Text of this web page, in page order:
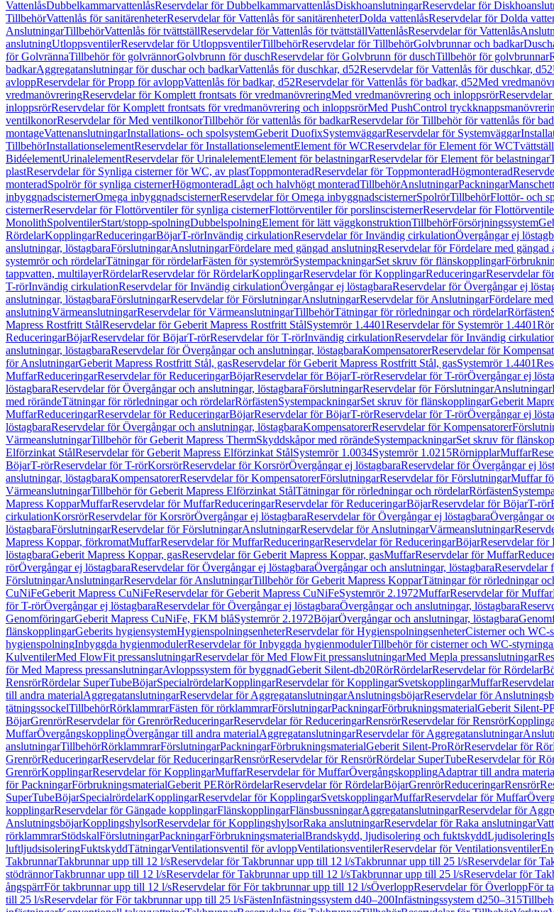
VattenlåsDubbelkammarvattenlåsReservdelar för DubbelkammarvattenlåsDiskhoanslutningarReservdelar för
TillbehörVattenlås för sanitärenheterReservdelar för Vattenlås för sanitärenheterDolda vattenlåsReservdelar för Dolda
AnslutningarTillbehörVattenlås för tvättställReservdelar för Vattenlås för tvättställVattenlåsReservdelar för Vattenlås
anslutningUtloppsventilerReservdelar för UtloppsventilerTillbehörReservdelar för TillbehörGolvbrunnar och badkar
för GolvrännaTillbehör för golvrännorGolvbrunn för duschReservdelar för Golvbrunn för duschTillbehör för golvbrunnar
badkarAggregatanslutningar för duschar och badkarVattenlås för duschkar, d52Reservdelar för Vattenlås för duschkar, d52
avloppReservdelar för Propp för avloppVattenlås för badkar, d52Reservdelar för Vattenlås för badkar, d52Med
vredmanövreringReservdelar för Komplett frontsats för vredmanövreringMed vredmanövrering och inloppsrör
inloppsrörReservdelar för Komplett frontsats för vredmanövrering och inloppsrörMed PushControl
ventilkonorReservdelar för Med ventilkonorTillbehör för vattenlås för badkarReservdelar för Tillbehör för vattenlås för
montageVattenanslutningarInstallations- och spolsystemGeberit DuofixSystemväggarReservdelar för Systemväggar
TillbehörInstallationselementReservdelar för InstallationselementElement för WCReservdelar för Element för WC
BidéelementUrinalelementReservdelar för UrinalelementElement för belastningarReservdelar för Element för belastningar
plastReservdelar för Synliga cisterner för WC, av plastToppmonteradReservdelar för ToppmonteradHögmonterad
monteradSpolrör för synliga cisternerHögmonteradLågt och halvhögt monteradTillbehörAnslutningarPackningar
inbyggnadscisternerOmega inbyggnadscisternerReservdelar för Omega inbyggnadscisternerSpolrörTillbehörFlottör- och
cisternerReservdelar för Flottörventiler för synliga cisternerFlottörventiler för porslinscisternerReservdelar för
MonolithSpolventilerStart/stopp-spolningDubbelspolningElement för lätt väggkonstruktionTillbehörFörsörjningssystem
RördelarKopplingarReduceringarBöjarT-rörInvändig cirkulationReservdelar för Invändig cirkulationÖvergångar ej
anslutningar, löstagbaraFörslutningarAnslutningarFördelare med gängad anslutningReservdelar för Fördelare med gängad
systemrör och rördelarTätningar för rördelarFästen för systemrörSystempackningarSet skruv för flänskopplingar
tappvatten, multilayerRördelarReservdelar för RördelarKopplingarReservdelar för KopplingarReduceringarReservdelar
T-rörInvändig cirkulationReservdelar för Invändig cirkulationÖvergångar ej löstagbaraReservdelar för Övergångar ej
anslutningar, löstagbaraFörslutningarReservdelar för FörslutningarAnslutningarReservdelar för AnslutningarFördelare
anslutningVärmeanslutningarReservdelar för VärmeanslutningarTillbehörTätningar för rörledningar och rördelarRörfästen
Mapress Rostfritt StålReservdelar för Geberit Mapress Rostfritt StålSystemrör 1.4401Reservdelar för Systemrör 1.4401
ReduceringarBöjarReservdelar för BöjarT-rörReservdelar för T-rörInvändig cirkulationReservdelar för Invändig
anslutningar, löstagbaraReservdelar för Övergångar och anslutningar, löstagbaraKompensatorerReservdelar för
för AnslutningarGeberit Mapress Rostfritt Stål, gasReservdelar för Geberit Mapress Rostfritt Stål, gasSystemrör 1.4401
MuffarReduceringarReservdelar för ReduceringarBöjarReservdelar för BöjarT-rörReservdelar för T-rörÖvergångar ej
löstagbaraReservdelar för Övergångar och anslutningar, löstagbaraFörslutningarReservdelar för FörslutningarAnslutningar
med rörändeTätningar för rörledningar och rördelarRörfästenSystempackningarSet skruv för flänskopplingarGeberit
MuffarReduceringarReservdelar för ReduceringarBöjarReservdelar för BöjarT-rörReservdelar för T-rörÖvergångar ej
löstagbaraReservdelar för Övergångar och anslutningar, löstagbaraKompensatorerReservdelar för Kompensatorer
VärmeanslutningarTillbehör för Geberit Mapress ThermSkyddskåpor med rörändeSystempackningarSet skruv för
Elförzinkat StålReservdelar för Geberit Mapress Elförzinkat StålSystemrör 1.0034Systemrör 1.0215RörnipplarMuffar
BöjarT-rörReservdelar för T-rörKorsrörReservdelar för KorsrörÖvergångar ej löstagbaraReservdelar för Övergångar ej
anslutningar, löstagbaraKompensatorerReservdelar för KompensatorerFörslutningarReservdelar för FörslutningarMuffar
VärmeanslutningarTillbehör för Geberit Mapress Elförzinkat StålTätningar för rörledningar och rördelarRörfästen
Mapress KopparMuffarReservdelar för MuffarReduceringarReservdelar för ReduceringarBöjarReservdelar för BöjarT-rör
cirkulationKorsrörReservdelar för KorsrörÖvergångar ej löstagbaraReservdelar för Övergångar ej löstagbaraÖvergångar
löstagbaraFörslutningarReservdelar för FörslutningarAnslutningarReservdelar för AnslutningarVärmeanslutningar
Mapress Koppar, förkromatMuffarReservdelar för MuffarReduceringarReservdelar för ReduceringarBöjarReservdelar för
löstagbaraGeberit Mapress Koppar, gasReservdelar för Geberit Mapress Koppar, gasMuffarReservdelar för Muffar
rörÖvergångar ej löstagbaraReservdelar för Övergångar ej löstagbaraÖvergångar och anslutningar, löstagbaraReservdelar
FörslutningarAnslutningarReservdelar för AnslutningarTillbehör för Geberit Mapress KopparTätningar för rörledningar
CuNiFeGeberit Mapress CuNiFeReservdelar för Geberit Mapress CuNiFeSystemrör 2.1972MuffarReservdelar för Muffar
för T-rörÖvergångar ej löstagbaraReservdelar för Övergångar ej löstagbaraÖvergångar och anslutningar, löstagbara
GenomföringarGeberit Mapress CuNiFe, FKM blåSystemrör 2.1972BöjarÖvergångar och anslutningar, löstagbara
flänskopplingarGeberits hygiensystemHygienspolningsenheterReservdelar för HygienspolningsenheterCisterner och WC-
hygienspolningInbyggda hygienmodulerReservdelar för Inbyggda hygienmodulerTillbehör för cisterner och WC-
KulventilerMed FlowFit pressanslutningarReservdelar för Med FlowFit pressanslutningarMed Mepla pressanslutningar
för Med Mapress pressanslutningarAvloppssystem för byggnadGeberit Silent-db20RörRördelarReservdelar för Rördelar
RensrörRördelar SuperTubeBöjarSpecialrördelarKopplingarReservdelar för KopplingarSvetskopplingarMuffar
till andra materialAggregatanslutningarReservdelar för AggregatanslutningarAnslutningsböjarReservdelar för
tätningssockelTillbehörRörklammrarFästen för rörklammrarFörslutningarPackningarFörbrukningsmaterialGeberit Silent-
BöjarGrenrörReservdelar för GrenrörReduceringarReservdelar för ReduceringarRensrörReservdelar för Rensrör
MuffarÖvergångskopplingÖvergångar till andra materialAggregatanslutningarReservdelar för Aggregatanslutningar
anslutningarTillbehörRörklammrarFörslutningarPackningarFörbrukningsmaterialGeberit Silent-ProRörReservdelar för Rör
GrenrörReduceringarReservdelar för ReduceringarRensrörReservdelar för RensrörRördelar SuperTubeReservdelar för
GrenrörKopplingarReservdelar för KopplingarMuffarReservdelar för MuffarÖvergångskopplingAdaptrar till andra
för PackningarFörbrukningsmaterialGeberit PERörRördelarReservdelar för RördelarBöjarGrenrörReduceringarRensrör
SuperTubeBöjarSpecialrördelarKopplingarReservdelar för KopplingarSvetskopplingarMuffarReservdelar för Muffar
kopplingarReservdelar för Gängade kopplingarFlänskopplingarFlänsbussningarAggregatanslutningarReservdelar för
AnslutningsböjarKopplingshylsorReservdelar för KopplingshylsorRaka anslutningarReservdelar för Raka anslutningar
rörklammrarStödskalFörslutningarPackningarFörbrukningsmaterialBrandskydd, ljudisolering och fuktskyddLjudisolering
luftljudsisoleringFuktskyddTätningarVentilationsventil för avloppVentilationsventilerReservdelar för Ventilationsventiler
TakbrunnarTakbrunnar upp till 12 l/sReservdelar för Takbrunnar upp till 12 l/sTakbrunnar upp till 25 l/sReservdelar för
stödrännorTakbrunnar upp till 12 l/sReservdelar för Takbrunnar upp till 12 l/sTakbrunnar upp till 25 l/sReservdelar för
ångspärrFör takbrunnar upp till 12 l/sReservdelar för För takbrunnar upp till 12 l/sÖverloppReservdelar för ÖverloppFör
till 25 l/sReservdelar för För takbrunnar upp till 25 l/sFästenInfästningssystem d40–200Infästningssystem d250–315